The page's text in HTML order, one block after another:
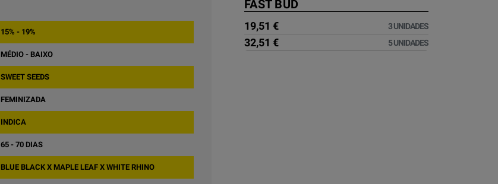
15% - 19%
MÉDIO - BAIXO
SWEET SEEDS
FEMINIZADA
INDICA
65 - 70 DIAS
BLUE BLACK X MAPLE LEAF X WHITE RHINO
FAST BUD
19,51 € 3 UNIDADES
32,51 € 5 UNIDADES